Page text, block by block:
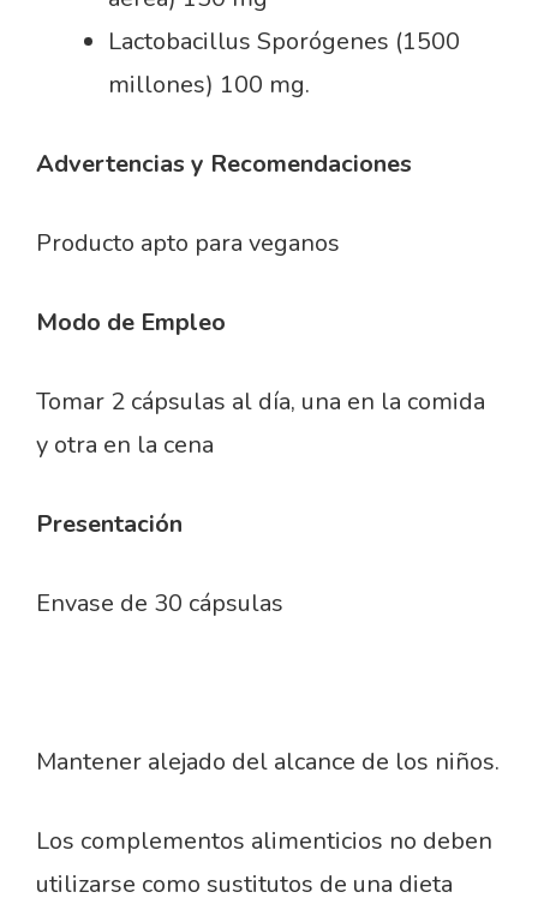
Lactobacillus Sporógenes (1500
millones) 100 mg.
Advertencias y Recomendaciones
Producto apto para veganos
Modo de Empleo
Tomar 2 cápsulas al día, una en la comida
y otra en la cena
Presentación
Envase de 30 cápsulas
Mantener alejado del alcance de los niños.
Los complementos alimenticios no deben
utilizarse como sustitutos de una dieta